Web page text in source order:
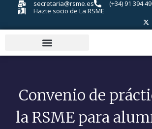
secretaria@rsme.es
(+34) 91 394
Hazte socio de La RSME
Convenio de
la RSME para